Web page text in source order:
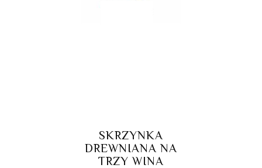
SKRZYNKA
DREWNIANA NA
TRZY WINA